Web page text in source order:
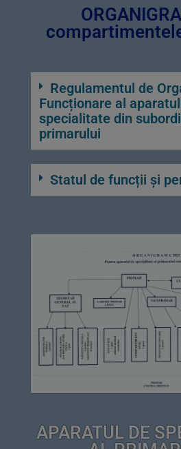
Regulamentul de
Funcționare al
specialitate din
primarului
Statul de funcții și
APARATUL DE